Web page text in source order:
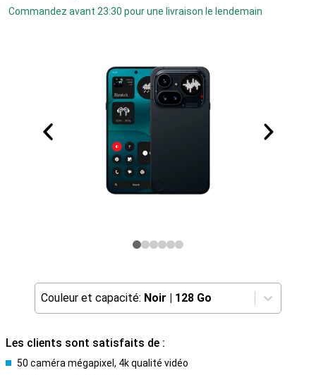
Commandez avant 23:30 pour une livraison le lendemain
Couleur et capacité: Noir | 128 Go
Les clients sont satisfaits de :
50 caméra mégapixel, 4k qualité vidéo